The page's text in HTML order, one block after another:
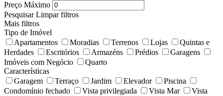
Preço Máximo
Pesquisar Limpar filtros
Mais filtros
Tipo de Imóvel
Apartamentos
Moradias Terrenos Lojas
Quintas e
Herdades
Escritórios Armazéns Prédios
Garagens
Imóveis com Negócio
Quarto
Características
Garagem
Terraço Jardim Elevador
Piscina
Condomínio fechado
Vista privilegiada Vista Mar
Vista